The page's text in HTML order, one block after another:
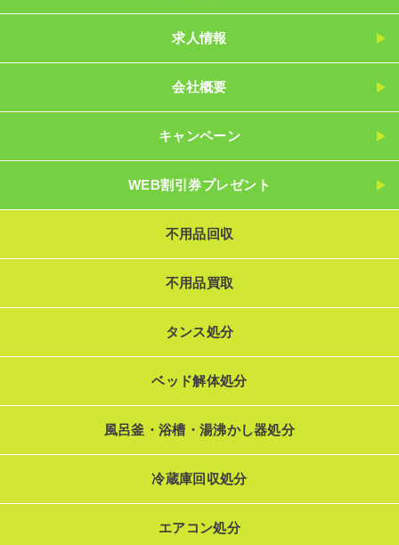
求人情報
会社概要
キャンペーン
WEB割引券プレゼント
不用品回収
不用品買取
タンス処分
ベッド解体処分
風呂釜・浴槽・湯沸かし器処分
冷蔵庫回収処分
エアコン処分